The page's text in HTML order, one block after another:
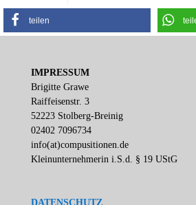
teilen
IMPRESSUM
Brigitte Grawe
Raiffeisenstr. 3
52223 Stolberg-Breinig
02402 7096734
info(at)compusitionen.de
Kleinunternehmerin i.S.d. § 19 UStG
DATENSCHUTZ